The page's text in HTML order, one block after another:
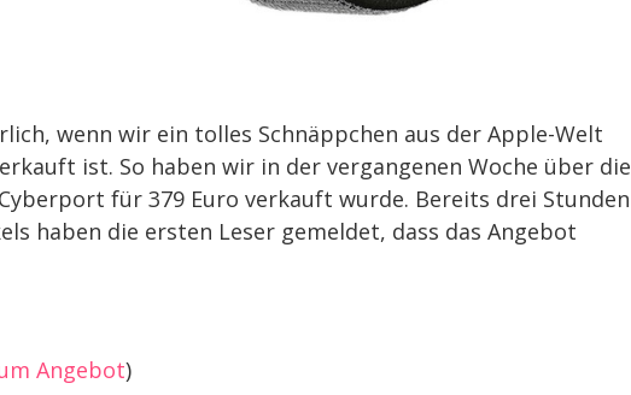
wenn wir ein tolles Schnäppchen aus der Apple-Welt
ist. So haben wir in der vergangenen Woche über die
für 379 Euro verkauft wurde. Bereits drei Stunden
haben die ersten Leser gemeldet, dass das Angebot
Angebot)